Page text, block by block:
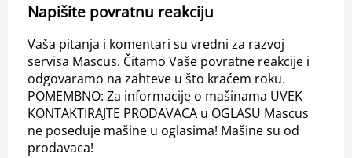
Napišite povratnu reakciju
Vaša pitanja i komentari su vredni za razvoj
servisa Mascus. Čitamo Vaše povratne reakcije i
odgovaramo na zahteve u što kraćem roku.
POMEMBNO: Za informacije o mašinama UVEK
KONTAKTIRAJTE PRODAVACA u OGLASU Mascus
ne poseduje mašine u oglasima! Mašine su od
prodavaca!